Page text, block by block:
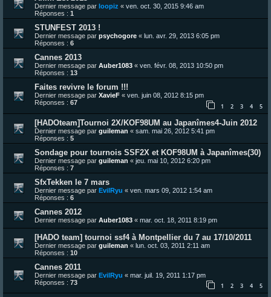
Dernier message par loopiz « ven. oct. 30, 2015 9:46 am
Réponses : 1
STUNFEST 2013 !
Dernier message par psychogore « lun. avr. 29, 2013 6:05 pm
Réponses : 6
Cannes 2013
Dernier message par Auber1083 « ven. févr. 08, 2013 10:50 pm
Réponses : 13
Faites revivre le forum !!!
Dernier message par XavieF « ven. juin 08, 2012 8:15 pm
Réponses : 67 1 2 3 4 5
[HADOteam]Tournoi 2X/KOF98UM au Japanîmes4-Juin 2012
Dernier message par guileman « sam. mai 26, 2012 5:41 pm
Réponses : 5
Sondage pour tournois SSF2X et KOF98UM à Japanîmes(30)
Dernier message par guileman « jeu. mai 10, 2012 6:20 pm
Réponses : 7
SfxTekken le 7 mars
Dernier message par EvilRyu « ven. mars 09, 2012 1:54 am
Réponses : 6
Cannes 2012
Dernier message par Auber1083 « mar. oct. 18, 2011 8:19 pm
[HADO team] tournoi ssf4 à Montpellier du 7 au 17/10/2011
Dernier message par guileman « lun. oct. 03, 2011 2:11 am
Réponses : 10
Cannes 2011
Dernier message par EvilRyu « mar. juil. 19, 2011 1:17 pm
Réponses : 73 1 2 3 4 5